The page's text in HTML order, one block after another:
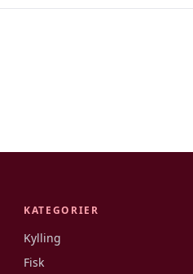
KATEGORIER
Kylling
Fisk